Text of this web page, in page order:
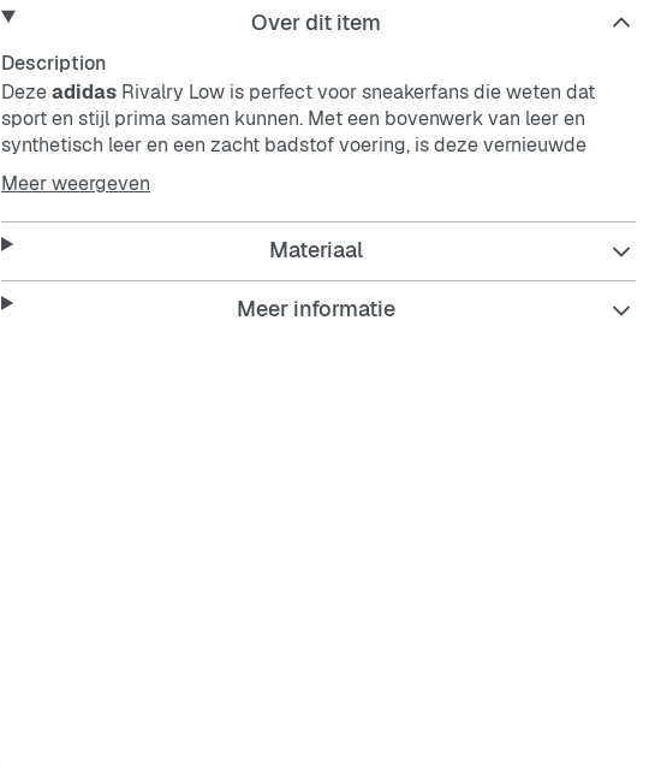
Over dit item
Description
Dezeadidas Rivalry Low is perfect voor sneakerfans die weten dat
sport en stijl prima samen kunnen. Met een bovenwerk van leer en
synthetisch leer en een zacht badstof voering, is deze vernieuwde
basketbalschoen uit de jaren 80 een must-have voor de straten van nu.
Of je stijl nu meer rebels of relaxed is, de klassieke 3 strepen en de
cupzool zijn een knipoog naar de sportieve roots van deze
sneakerklassieker. Trek ze aan en voel die authentieke oldschool vibe bij
elke stap.
Meer weergeven
Materiaal
Meer informatie